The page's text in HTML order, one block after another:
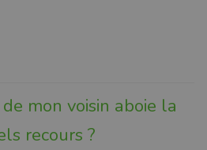
mon voisin aboie la
recours ?